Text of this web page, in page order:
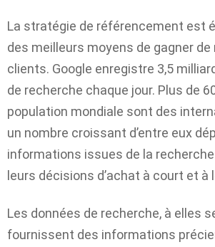
La stratégie de référencement est
des meilleurs moyens de gagner de
clients. Google enregistre 3,5
de recherche chaque jour. Plus de
population mondiale sont des
un nombre croissant d’entre eux
informations issues de la
leurs décisions d’achat à court et à
Les données de recherche, à elles
fournissent des informations